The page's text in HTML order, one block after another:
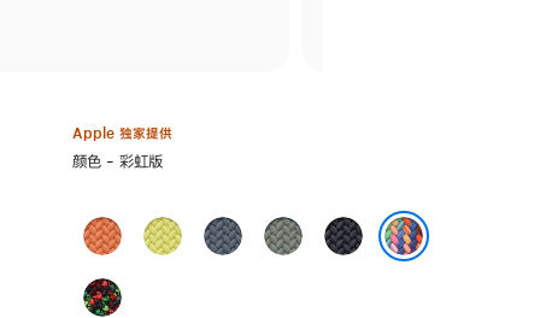
Apple 独家提供
选
色:
颜色 - 彩虹版
姜
黄
末
色
霓
虹
铁
锚
灰
绿
午
夜
Black